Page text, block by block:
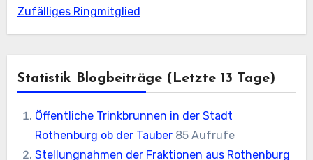
Zufälliges Ringmitglied
Statistik Blogbeiträge (letzte 13 Tage)
Öffentliche Trinkbrunnen in der Stadt
Rothenburg ob der Tauber 85 Aufrufe
Stellungnahmen der Fraktionen aus Rothenburg